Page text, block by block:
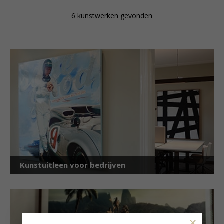
traveled to 150 countries, interviewing and
“family” in all its diversity and current forms. His
dream became a monumental tribute to the universal
family, illustrating that despite differences in culture,
geography, language, or religion, family remains one
of humanity’s most remarkable and universally
shared institutions. Taschen published Ommer’s
monumental work in a book titled *1000 Families* in
2000, and since then, the “1000 Families” exhibition
has toured globally, winning praise for the project’s
impressive scale, the beauty of the photos, and the
palpable sense of universal family bonds.
In 2002, Ommer was awarded an Honorary
recognition of his impactful body of work.
In late 2007, Ommer surprised the art world once
again with a new project titled *Do it Yourself.* For
6 kunstwerken gevonden
Kunstuitleen voor bedrijven